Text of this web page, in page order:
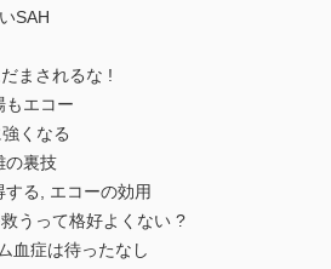
SAH
まされるな !
エコー
くなる
裏技
る, エコーの効用
うって格好よくない ?
症は待ったなし